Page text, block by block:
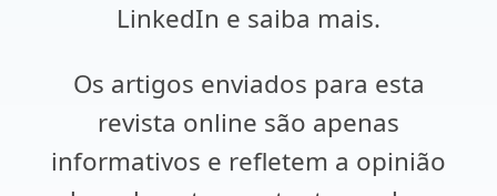
LinkedIn e saiba mais.
Os artigos enviados para esta
revista online são apenas
informativos e refletem a opinião